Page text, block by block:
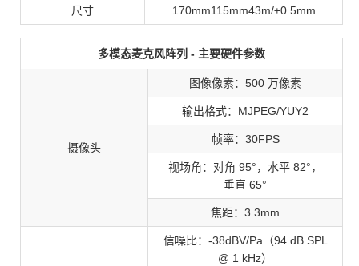
尺寸 170mm115mm43m/±0.5mm
多模态麦克风阵列 - 主要硬件参数
摄像头
图像像素：500 万像素
输出格式：MJPEG/YUY2
帧率：30FPS
视场角：对角 95°，水平 82°，
垂直 65°
焦距：3.3mm
信噪比：-38dBV/Pa（94 dB SPL
@ 1 kHz）